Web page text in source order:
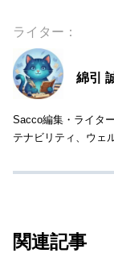
ライター：
綿引
Sacco編集・ライタ
テナビリティ、ウェ
関連記事